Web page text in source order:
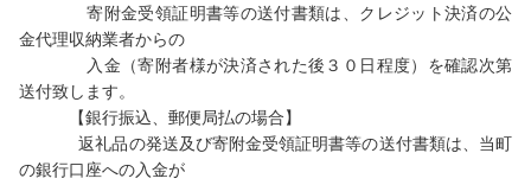
寄附金受領証明書等の送付書類は、クレジット決済の公
金代理収納業者からの
入金（寄附者様が決済された後３０日程度）を確認次第
送付致します。
【銀行振込、郵便局払の場合】
返礼品の発送及び寄附金受領証明書等の送付書類は、当町
の銀行口座への入金が